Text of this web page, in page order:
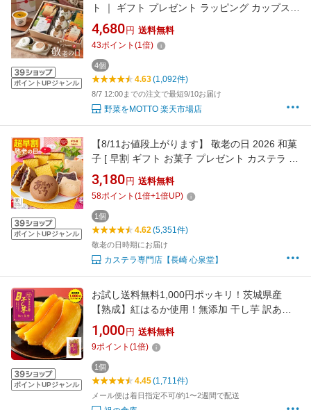
ポイントUPジャンル
ト ｜ ギフト プレゼント ラッピング カップスー
プ ｜ レンジ 1分 簡単 グルメ 実用的 感謝 あり
がとう 常温 おしゃれ 送料無料 配送日指定可 健
康 ヘルシー 野菜たっぷり
4,680 円 送料無料
43ポイント (1倍)
4個
4.63(1,092件)
8/7 12:00までの注文で最短9/10お届け
野菜をMOTTO 楽天市場店
ポイントUPジャンル
【8/11お値段上がります】 敬老の日 2026 和菓
子 [ 早割 ギフト お菓子 プレゼント カステラ ど
ら焼き 最中 スイーツ 食べ物 ギフトセット 祖父
祖母 おじいちゃん おばあちゃん 50代 60代 70
代 80代 お取り寄せ ランキング 長崎心泉堂 ] ス
イーツセット まごころ KRB6
3,180 円 送料無料
58ポイント (1倍+1倍UP)
1個
4.62(5,351件)
敬老の日時期にお届け
カステラ専門店【長崎 心泉堂】
ポイントUPジャンル
お試し送料無料1,000円ポッキリ！茨城県産
【熟成】紅はるか使用！無添加 干し芋 訳あり/
形不揃い 230g 干しいも ほしいも【P】
1,000 円 送料無料
9ポイント (1倍)
1個
4.45(1,711件)
メール便は着日指定不可/約1〜2週間で配送